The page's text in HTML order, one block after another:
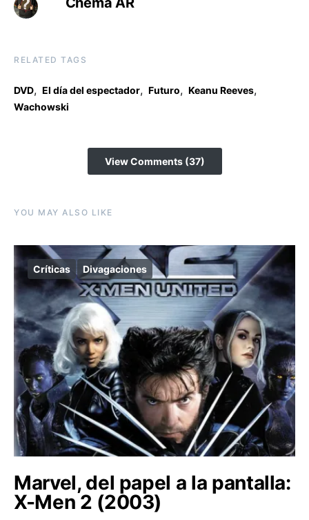
RELATED TAGS
DVD, El día del espectador, Futuro, Keanu Reeves,
Wachowski
View Comments (37)
YOU MAY ALSO LIKE
Críticas Divagaciones
Marvel, del papel a la pantalla:
X-Men 2 (2003)